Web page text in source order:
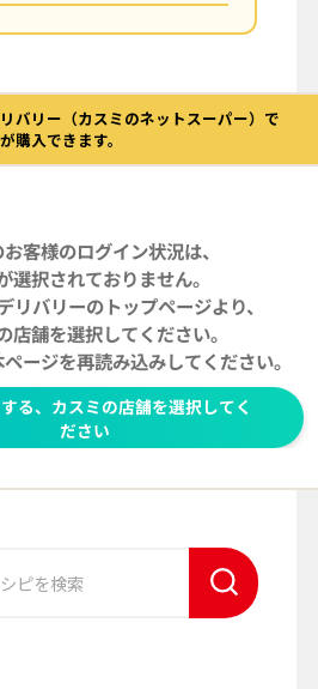
バリー（カスミのネットスーパー）で
購入できます。